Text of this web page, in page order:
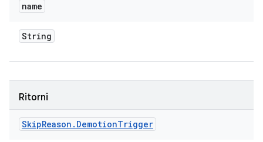
name
String
Ritorni
SkipReason . DemotionTrigger